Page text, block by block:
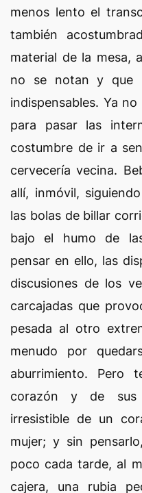
menos lento el
también
material de la mesa,
no se notan y que
indispensables. Ya
para pasar las
costumbre de ir a
cervecería vecina.
allí, inmóvil,
las bolas de billar
bajo el humo de
pensar en ello, las
discusiones de los
carcajadas que
pesada al otro
menudo por
aburrimiento.
corazón y de sus
irresistible de un
mujer; y sin
poco cada tarde, al
cajera, una rubia